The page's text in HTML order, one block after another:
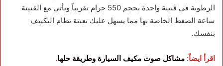
الرطوبة في قنينة واحدة بحجم 550 جرام تقريباً ويأتي مع القنينة
ساعة الضغط الخاصة بها مما يسهل عليك تعبئة نظام التكييف
بنفسك.
اقرأ ايضاً: مشاكل صوت مكيف السيارة وطريقة حلها.